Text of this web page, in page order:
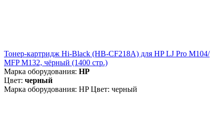
Тонер-картридж Hi-Black (HB-CF218A) для HP LJ Pro M104/
MFP M132, чёрный (1400 стр.)
Марка оборудования: HP
Цвет: черный
Марка оборудования: HP Цвет: черный